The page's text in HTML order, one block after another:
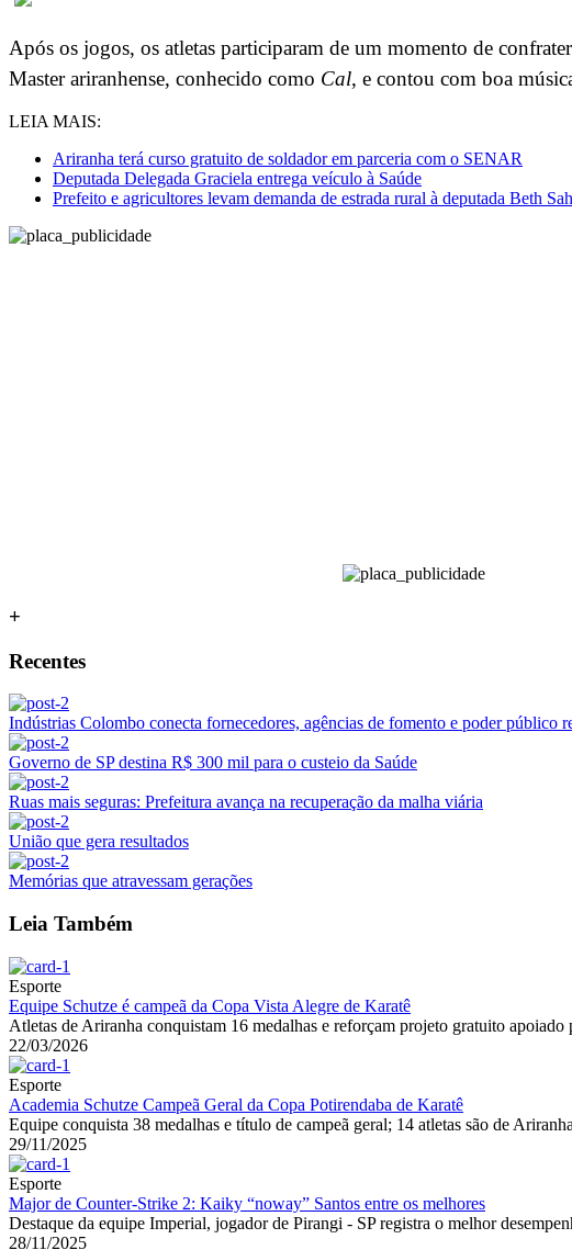
Após os jogos, os atletas participaram de um momento de
Master ariranhense, conhecido como Cal, e contou com boa
LEIA MAIS:
Ariranha terá curso gratuito de soldador em parceria com o SENAR
Deputada Delegada Graciela entrega veículo à Saúde
Prefeito e agricultores levam demanda de estrada rural à deputada Beth
+
Recentes
Indústrias Colombo conecta fornecedores, agências de fomento e poder público
Governo de SP destina R$ 300 mil para o custeio da Saúde
Ruas mais seguras: Prefeitura avança na recuperação da malha viária
União que gera resultados
Memórias que atravessam gerações
Leia Também
Esporte
Equipe Schutze é campeã da Copa Vista Alegre de Karatê
Atletas de Ariranha conquistam 16 medalhas e reforçam projeto gratuito apoiado
22/03/2026
Esporte
Academia Schutze Campeã Geral da Copa Potirendaba de Karatê
Equipe conquista 38 medalhas e título de campeã geral; 14 atletas são de
29/11/2025
Esporte
Major de Counter-Strike 2: Kaiky “noway” Santos entre os melhores
Destaque da equipe Imperial, jogador de Pirangi - SP registra o melhor
28/11/2025